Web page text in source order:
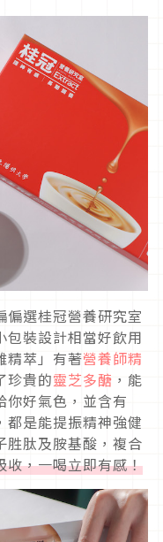
偏選桂冠營養研究室
包裝設計相當好飲用
精萃」有著營養師精
珍貴的靈芝多醣 ，能
你好氣色，並含有
都是能提振精神強健
胜肽及胺基酸，複合
收，一喝立即有感！